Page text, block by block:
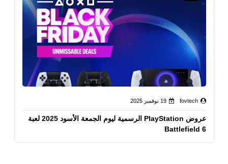
fovtech 19 نوفمبر 2025
عروض PlayStation الرسمية ليوم الجمعة الأسود 2025 لعبة
Battlefield 6